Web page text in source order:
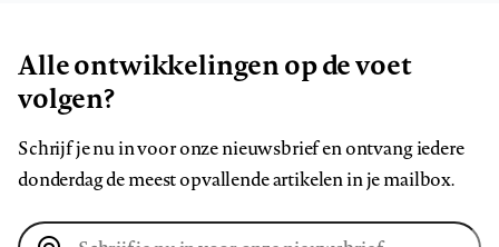
Alle ontwikkelingen op de voet
volgen?
Schrijf je nu in voor onze nieuwsbrief en ontvang iedere
donderdag de meest opvallende artikelen in je mailbox.